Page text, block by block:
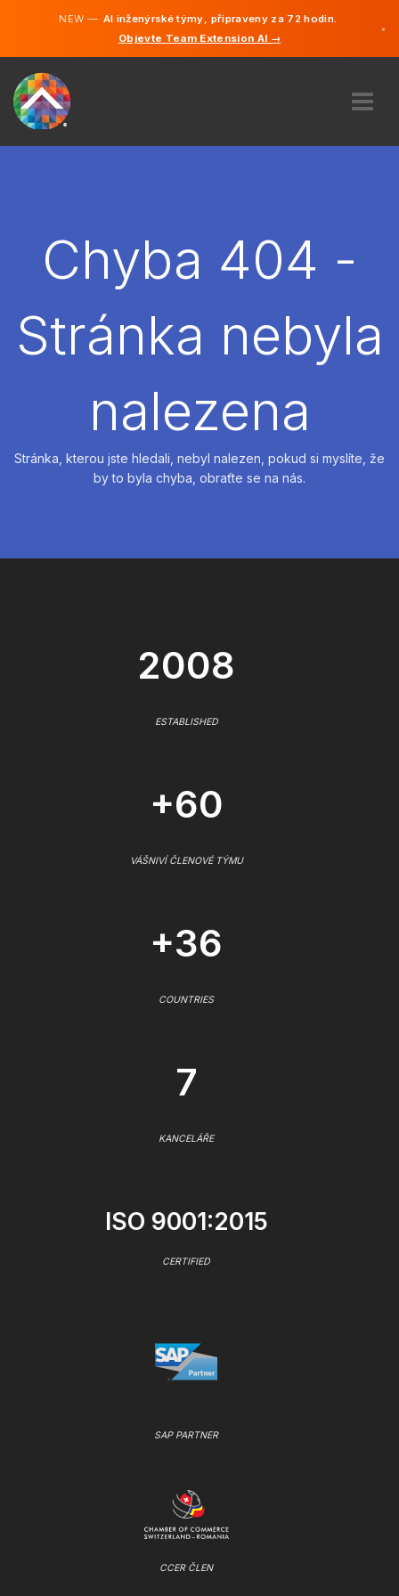
NEW —AI inženýrské týmy, připraveny za 72 hodin.
Objevte Team Extension AI →
×
NAJMOUT
CS
Angličtina
Chyba 404 -
Stránka nebyla
nalezena
Stránka, kterou jste hledali, nebyl nalezen, pokud si myslíte, že
by to byla chyba, obraťte se na nás.
2008
ESTABLISHED
+60
VÁŠNIVÍ ČLENOVÉ TÝMU
+36
COUNTRIES
7
KANCELÁŘE
ISO 9001:2015
CERTIFIED
SAP PARTNER
CCER ČLEN